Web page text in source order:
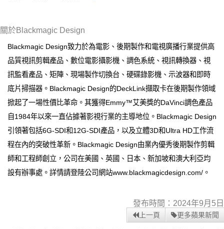
關於Blackmagic Design
Blackmagic Design致力於為電影、後期製作和電視廣播行業提供高
品質視訊剪輯產品、數位電影攝影機、調色系統、視訊轉換器、視
訊監看產品、矩陣、現場製作切換台、硬碟錄影機、示波器和即時
底片掃描器。Blackmagic Design的DeckLink擷取卡在後期製作領域
掀起了一場性價比革命。其獲得Emmy™艾美獎的DaVinci調色產品
自1984年以來一直佔據著影視行業的主導地位。Blackmagic Design
引領著包括6G-SDI和12G-SDI產品，以及立體3D和Ultra HD工作流
程在內的突破性革新。Blackmagic Design由業內優秀後期製作剪輯
師和工程師創立，公司在美國、英國、日本、新加坡和澳大利亞均
設有辦事處。詳情請登陸公司網站www.blackmagicdesign.com/。
發布時間：2024年9月5日
上一頁 更多蘋果新聞